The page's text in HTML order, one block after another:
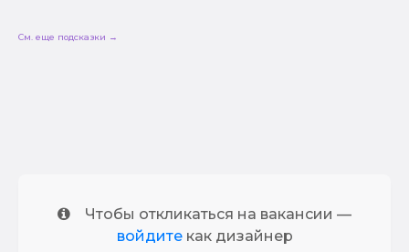
См. еще подсказки →
Чтобы откликаться на вакансии —
войдитекак дизайнер